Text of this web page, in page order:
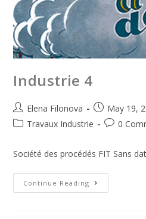
Industrie 4
Elena Filonova
May 19,
Travaux Industrie
0
Société des procédés FIT Sans
Continue Reading